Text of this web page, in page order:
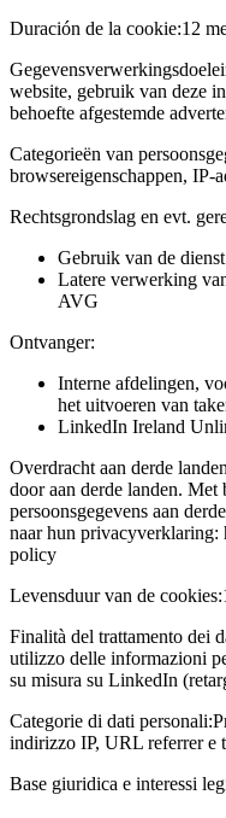
Duración de la cookie:12
website, gebruik van deze
behoefte afgestemde
Categorieën van
browsereigenschappen, IP-
Rechtsgrondslag en evt.
Gebruik van de
Latere verwerking
AVG
Ontvanger:
Interne afdelingen,
het uitvoeren van
LinkedIn Ireland
Overdracht aan derde
door aan derde landen.
persoonsgegevens aan
naar hun
policy
Levensduur van de cookies:
Finalità del trattamento dei
utilizzo delle informazioni
su misura su LinkedIn
Categorie di dati personali:
indirizzo IP, URL referrer e
Base giuridica e interessi